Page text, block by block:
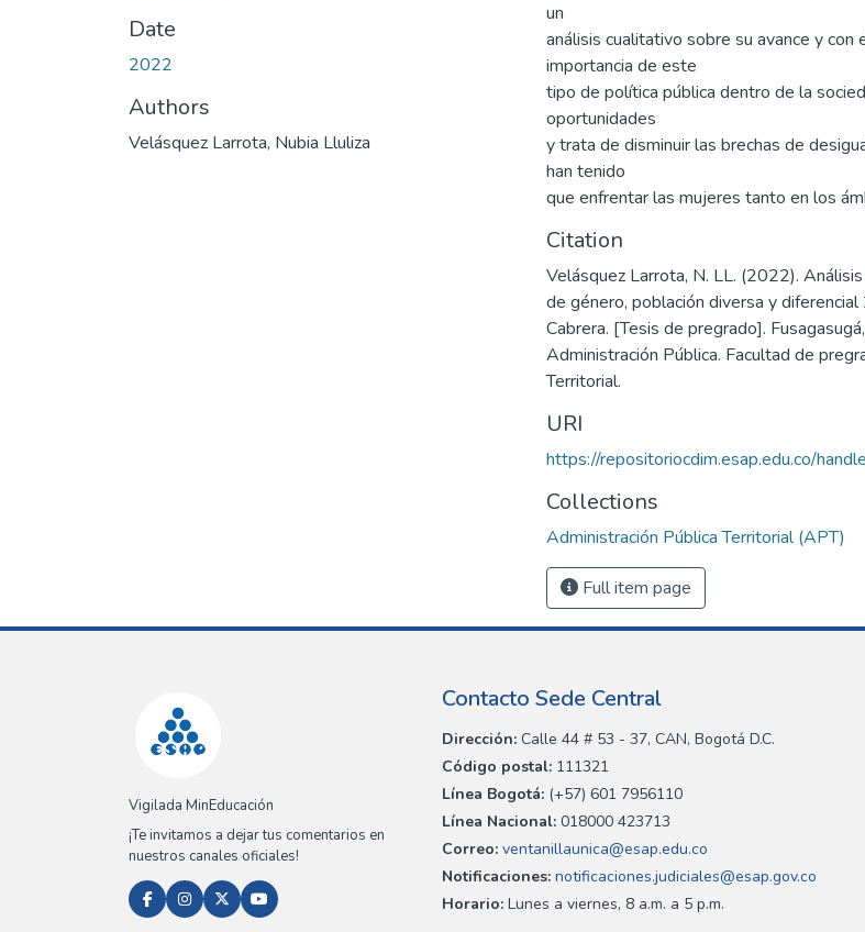
Date
2022
Authors
Velásquez Larrota, Nubia Lluliza
un
análisis cualitativo sobre su avance y
importancia de este
tipo de política pública dentro de la
oportunidades
y trata de disminuir las brechas de
han tenido
que enfrentar las mujeres tanto en los
Citation
Velásquez Larrota, N. LL. (2022).
de género, población diversa y
Cabrera. [Tesis de pregrado].
Administración Pública. Facultad de
Territorial.
URI
https://repositoriocdim.esap.edu.co/
Collections
Administración Pública Territorial (APT)
Full item page
Vigilada MinEducación
¡Te invitamos a dejar tus comentarios en
nuestros canales oficiales!
Contacto Sede Central
Dirección: Calle 44 # 53 - 37, CAN, Bogotá D.C.
Código postal: 111321
Línea Bogotá: (+57) 601 7956110
Línea Nacional: 018000 423713
Correo: ventanillaunica@esap.edu.co
Notificaciones: notificaciones.judiciales@esap.gov.co
Horario: Lunes a viernes, 8 a.m. a 5 p.m.